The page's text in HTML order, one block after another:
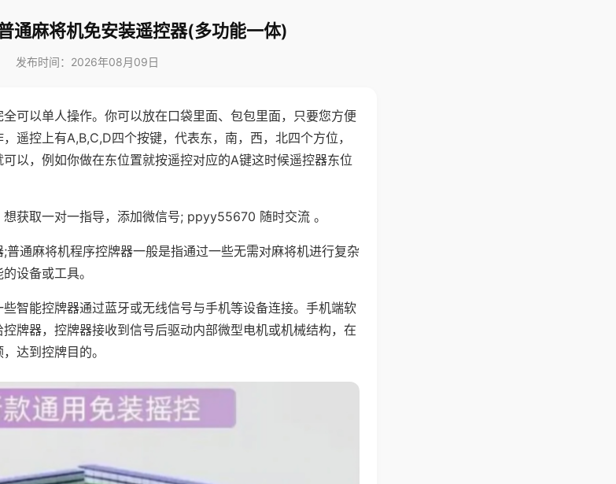
通麻将机免安装遥控器(多功能一体)
发布时间：2026年08月09日
可以单人操作。你可以放在口袋里面、包包里面，只要您方便
遥控上有A,B,C,D四个按键，代表东，南，西，北四个方位，
以，例如你做在东位置就按遥控对应的A键这时候遥控器东位
获取一对一指导，添加微信号; ppyy55670 随时交流 。
普通麻将机程序控牌器一般是指通过一些无需对麻将机进行复杂
设备或工具。
智能控牌器通过蓝牙或无线信号与手机等设备连接。手机端软
牌器，控牌器接收到信号后驱动内部微型电机或机械结构，在
达到控牌目的。